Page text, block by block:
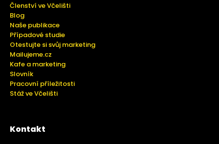
Členství ve Včelišti
Blog
Naše publikace
Případové studie
Otestujte si svůj marketing
Mailujeme.cz
Kafe a marketing
Slovník
Pracovní příležitosti
Stáž ve Včelišti
Kontakt